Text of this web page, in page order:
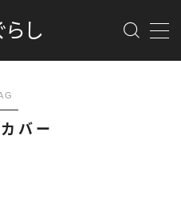
らし
バー